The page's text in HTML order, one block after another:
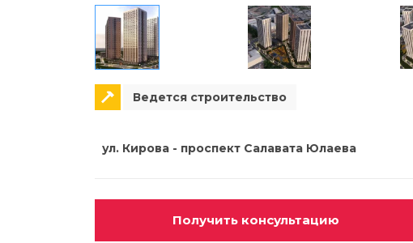
Ведется строительство
ул. Кирова - проспект Салавата Юлаева
Получить консультацию